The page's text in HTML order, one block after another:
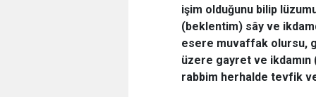
işim olduğunu bilip
(beklentim) sây ve
esere muvaffak olursu,
üzere gayret ve
rabbim herhalde tevfik